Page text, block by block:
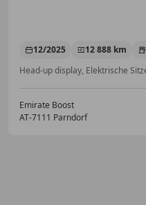
12/2025 12 888 km
Emirate Boost
AT-7111 Parndorf